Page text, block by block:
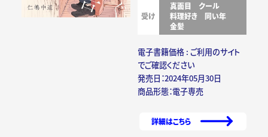
受け
真面目
クール
料理好き
同い年
金髪
電子書籍価格 : ご利用のサイト
でご確認ください
発売日：2024年05月30日
商品形態：電子専売
詳細はこちら